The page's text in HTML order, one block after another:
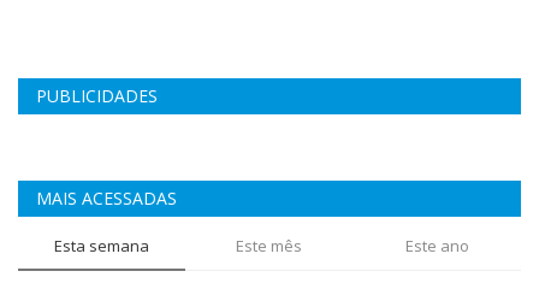
PUBLICIDADES
MAIS ACESSADAS
Esta semana Este mês Este ano